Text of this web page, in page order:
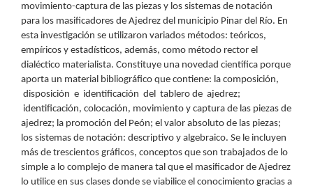
movimiento-captura de las piezas y los sistemas de notación
para los masificadores de Ajedrez del municipio Pinar del Río. En
esta investigación se utilizaron variados métodos: teóricos,
empíricos y estadísticos, además, como método rector el
dialéctico materialista. Constituye una novedad científica porque
aporta un material bibliográfico que contiene: la composición,
disposición e identificación del tablero de ajedrez;
identificación, colocación, movimiento y captura de las piezas de
ajedrez; la promoción del Peón; el valor absoluto de las piezas;
los sistemas de notación: descriptivo y algebraico. Se le incluyen
más de trescientos gráficos, conceptos que son trabajados de lo
simple a lo complejo de manera tal que el masificador de Ajedrez
lo utilice en sus clases donde se viabilice el conocimiento gracias a